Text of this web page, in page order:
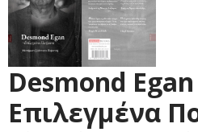
Desmond
Επιλεγμένα